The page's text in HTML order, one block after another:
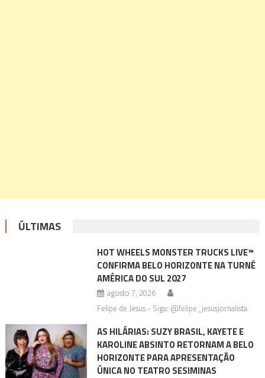
ÚLTIMAS
HOT WHEELS MONSTER TRUCKS LIVE™
CONFIRMA BELO HORIZONTE NA TURNÊ
AMÉRICA DO SUL 2027
agosto 7, 2026
Felipe de Jesus - Siga: @felipe_jesusjornalista
AS HILÁRIAS: SUZY BRASIL, KAYETE E
KAROLINE ABSINTO RETORNAM A BELO
HORIZONTE PARA APRESENTAÇÃO
ÚNICA NO TEATRO SESIMINAS